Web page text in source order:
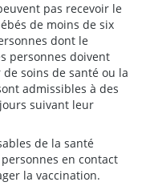
pas recevoir le
de moins de six
dont le
personnes doivent
soins de santé ou la
admissibles à des
suivant leur
de la santé
en contact
la vaccination.